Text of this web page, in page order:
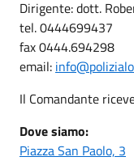
Dirigente: dott.
tel. 0444699437
fax 0444.694298
email:
Il Comandante
Dove siamo:
Piazza San Paolo, 3